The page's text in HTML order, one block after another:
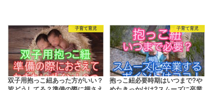
子育て育児
双子用抱っこ紐あった方がいい？
子育て育児
抱っこ紐必要時期はいつまで?や